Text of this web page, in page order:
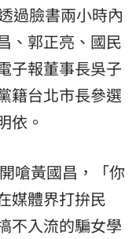
過臉書兩小時內
、郭正亮、國民
子報董事長吳子
籍台北市長參選
依。
嗆黃國昌，「你
媒體界打拚民
不入流的騙女學